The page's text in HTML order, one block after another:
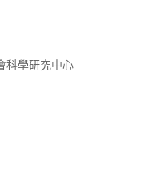
科學研究中心